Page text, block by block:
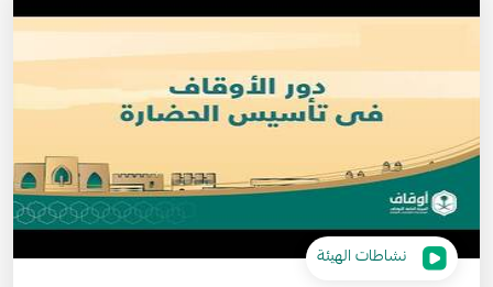
نشاطات الهيئة